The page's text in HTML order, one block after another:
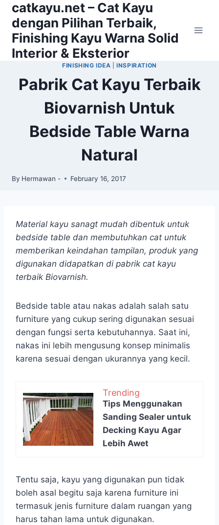
Skip
content
catkayu.net – Cat Kayu
dengan Pilihan Terbaik,
Finishing Kayu Warna Solid
Interior & Eksterior
FINISHING IDEA |INSPIRATION
Pabrik Cat Kayu Terbaik
Biovarnish Untuk
Bedside Table Warna
Natural
By Hermawan - February 16, 2017
Material kayu sanagt mudah dibentuk untuk
bedside table dan membutuhkan cat untuk
memberikan keindahan tampilan, produk yang
digunakan didapatkan di pabrik cat kayu
terbaik Biovarnish.
Bedside table atau nakas adalah salah satu
furniture yang cukup sering digunakan sesuai
dengan fungsi serta kebutuhannya. Saat ini,
nakas ini lebih mengusung konsep minimalis
karena sesuai dengan ukurannya yang kecil.
Trending
Tips Menggunakan
Sanding Sealer untuk
Decking Kayu Agar
Lebih Awet
Tentu saja, kayu yang digunakan pun tidak
boleh asal begitu saja karena furniture ini
termasuk jenis furniture dalam ruangan yang
harus tahan lama untuk digunakan.